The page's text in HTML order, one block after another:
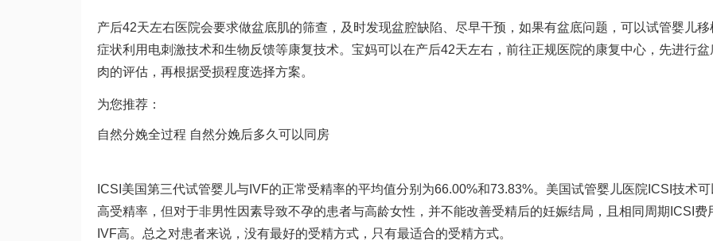
产后42天左右医院会要求做盆底肌的筛查，及时发现盆腔缺陷、尽早干预，如果有盆底问题，可以试管婴儿移
症状利用电刺激技术和生物反馈等康复技术。宝妈可以在产后42天左右，前往正规医院的康复中心，先进行盆
肉的评估，再根据受损程度选择方案。
为您推荐：
自然分娩全过程 自然分娩后多久可以同房
ICSI美国第三代试管婴儿与IVF的正常受精率的平均值分别为66.00%和73.83%。 美国试管婴儿医院 ICSI技术
高受精率，但对于非男性因素导致不孕的患者与高龄女性，并不能改善受精后的妊娠结局，且相同周期ICSI费
IVF高。总之对患者来说，没有最好的受精方式，只有最适合的受精方式。